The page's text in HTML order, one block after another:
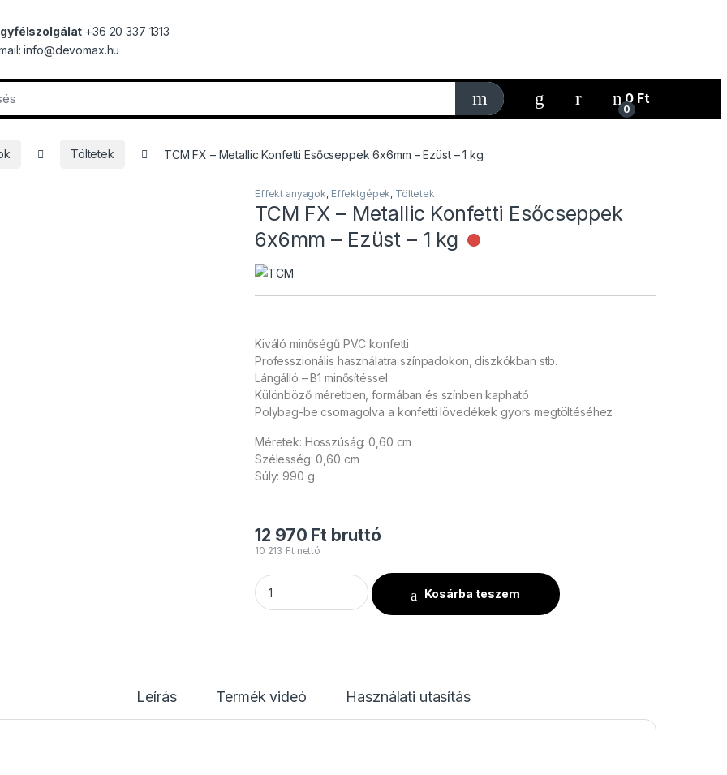
+36 20 337 1313
info@devomax.hu
My Account
0
0 Ft
Töltetek TCM FX – Metallic Konfetti Esőcseppek 6x6mm – Ezüst – 1 kg
Effekt anyagok, Effektgépek, Töltetek
TCM FX – Metallic Konfetti Esőcseppek
6x6mm – Ezüst – 1 kg
Nincs raktáron
Kiváló minőségű PVC konfetti
Professzionális használatra színpadokon, diszkókban stb.
Lángálló – B1 minősítéssel
Különböző méretben, formában és színben kapható
Polybag-be csomagolva a konfetti lövedékek gyors megtöltéséhez
Méretek: Hosszúság: 0,60 cm
Szélesség: 0,60 cm
Súly: 990 g
12 970 Ft bruttó
10 213 Ftnettó
TCM FX - Metallic Konfetti Esőcseppek 6x6mm - Ezüst - 1 kg mennyiség
Kosárba teszem
Leírás Termék videó Használati utasítás